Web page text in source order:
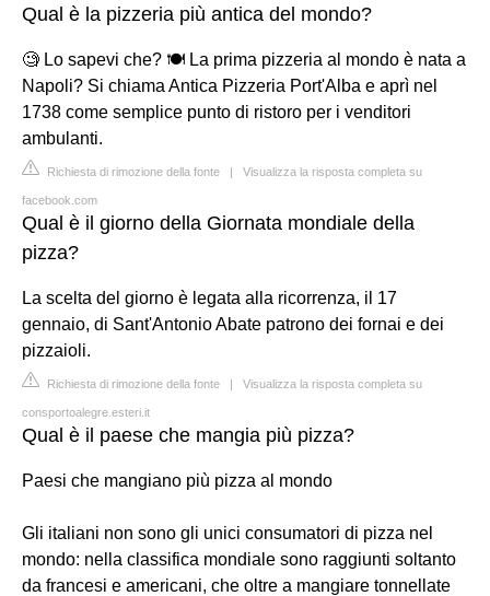
Qual è la pizzeria più antica del mondo?
🧐 Lo sapevi che? 🍽️ La prima pizzeria al mondo è nata a
Napoli? Si chiama Antica Pizzeria Port'Alba e aprì nel
1738 come semplice punto di ristoro per i venditori
ambulanti.
Richiesta di rimozione della fonte | Visualizza la risposta completa su
facebook.com
Qual è il giorno della Giornata mondiale della
pizza?
La scelta del giorno è legata alla ricorrenza, il 17
gennaio, di Sant'Antonio Abate patrono dei fornai e dei
pizzaioli.
Richiesta di rimozione della fonte | Visualizza la risposta completa su
consportoalegre.esteri.it
Qual è il paese che mangia più pizza?
Paesi che mangiano più pizza al mondo
Gli italiani non sono gli unici consumatori di pizza nel
mondo: nella classifica mondiale sono raggiunti soltanto
da francesi e americani, che oltre a mangiare tonnellate